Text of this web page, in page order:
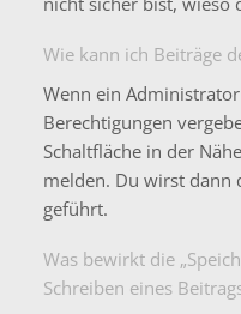
Wie kann ich Beiträge
Wenn ein
Berechtigungen
Schaltfläche in der
melden. Du wirst dann
geführt.
Was bewirkt die
Schreiben eines